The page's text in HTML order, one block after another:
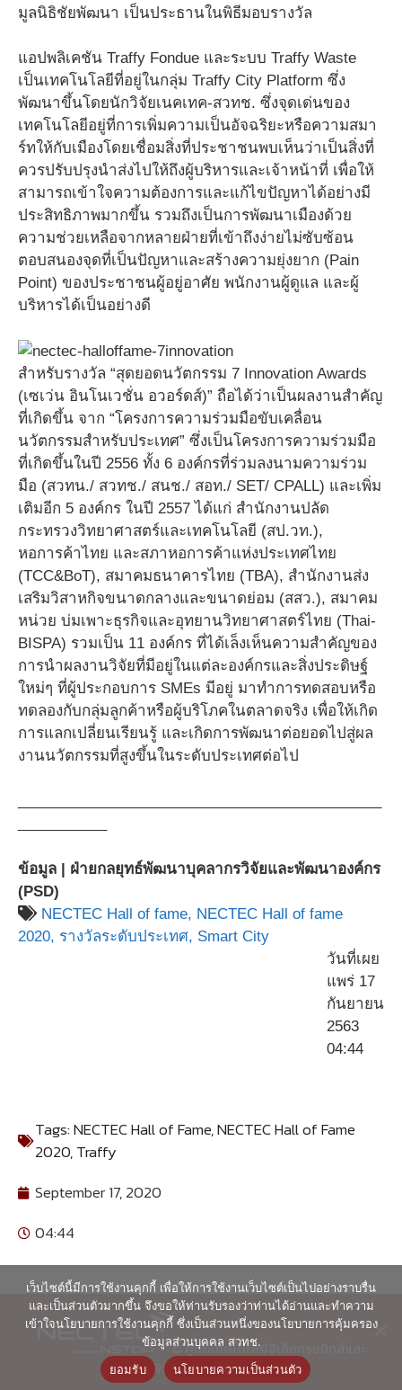
มูลนิธิชัยพัฒนา เป็นประธานในพิธีมอบรางวัล
แอปพลิเคชัน Traffy Fondue และระบบ Traffy Waste
เป็นเทคโนโลยีที่อยู่ในกลุ่ม Traffy City Platform ซึ่ง
พัฒนาขึ้นโดยนักวิจัยเนคเทค-สวทช. ซึ่งจุดเด่นของ
เทคโนโลยีอยู่ที่การเพิ่มความเป็นอัจฉริยะหรือความสมา
ร์ทให้กับเมืองโดยเชื่อมสิ่งที่ประชาชนพบเห็นว่าเป็นสิ่งที่
ควรปรับปรุงนำส่งไปให้ถึงผู้บริหารและเจ้าหน้าที่ เพื่อให้
สามารถเข้าใจความต้องการและแก้ไขปัญหาได้อย่างมี
ประสิทธิภาพมากขึ้น รวมถึงเป็นการพัฒนาเมืองด้วย
ความช่วยเหลือจากหลายฝ่ายที่เข้าถึงง่ายไม่ซับซ้อน
ตอบสนองจุดที่เป็นปัญหาและสร้างความยุ่งยาก (Pain
Point) ของประชาชนผู้อยู่อาศัย พนักงานผู้ดูแล และผู้
บริหารได้เป็นอย่างดี
สำหรับรางวัล “สุดยอดนวัตกรรม 7 Innovation Awards
(เซเว่น อินโนเวชั่น อวอร์ดส์)” ถือได้ว่าเป็นผลงานสำคัญ
ที่เกิดขึ้น จาก “โครงการความร่วมมือขับเคลื่อน
นวัตกรรมสำหรับประเทศ” ซึ่งเป็นโครงการความร่วมมือ
ที่เกิดขึ้นในปี 2556 ทั้ง 6 องค์กรที่ร่วมลงนามความร่วม
มือ (สวทน./ สวทช./ สนช./ สอท./ SET/ CPALL) และเพิ่ม
เติมอีก 5 องค์กร ในปี 2557 ได้แก่ สำนักงานปลัด
กระทรวงวิทยาศาสตร์และเทคโนโลยี (สป.วท.),
หอการค้าไทย และสภาหอการค้าแห่งประเทศไทย
(TCC&BoT), สมาคมธนาคารไทย (TBA), สำนักงานส่ง
เสริมวิสาหกิจขนาดกลางและขนาดย่อม (สสว.), สมาคม
หน่วย บ่มเพาะธุรกิจและอุทยานวิทยาศาสตร์ไทย (Thai-
BISPA) รวมเป็น 11 องค์กร ที่ได้เล็งเห็นความสำคัญของ
การนำผลงานวิจัยที่มีอยู่ในแต่ละองค์กรและสิ่งประดิษฐ์
ใหม่ๆ ที่ผู้ประกอบการ SMEs มีอยู่ มาทำการทดสอบหรือ
ทดลองกับกลุ่มลูกค้าหรือผู้บริโภคในตลาดจริง เพื่อให้เกิด
การแลกเปลี่ยนเรียนรู้ และเกิดการพัฒนาต่อยอดไปสู่ผล
งานนวัตกรรมที่สูงขึ้นในระดับประเทศต่อไป
ข้อมูล | ฝ่ายกลยุทธ์พัฒนาบุคลากรวิจัยและพัฒนาองค์กร
(PSD)
NECTEC Hall of fame, NECTEC Hall of fame
2020, รางวัลระดับประเทศ, Smart City
วันที่เผย
แพร่ 17
กันยายน
2563
04:44
Tags:NECTEC Hall of Fame,NECTEC Hall of Fame
2020,Traffy
September 17, 2020
04:44
© ศูนย์เทคโนโลยีอิเล็กทรอนิกส์และ
คอมพิวเตอร์แห่งชาติ 2563
เว็บไซต์นี้มีการใช้งานคุกกี้ เพื่อให้การใช้งานเว็บไซต์เป็นไปอย่างราบรื่น
และเป็นส่วนตัวมากขึ้น จึงขอให้ท่านรับรองว่าท่านได้อ่านและทำความ
เข้าใจนโยบายการใช้งานคุกกี้ ซึ่งเป็นส่วนหนึ่งของนโยบายการคุ้มครอง
ข้อมูลส่วนบุคคล สวทช.
ยอมรับ
นโยบายความเป็นส่วนตัว